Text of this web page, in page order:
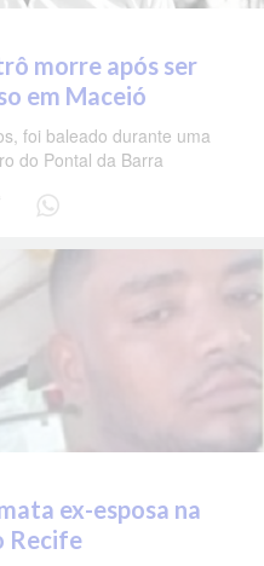
morre após ser
em Maceió
foi baleado durante uma
do Pontal da Barra
ex-esposa na
Recife